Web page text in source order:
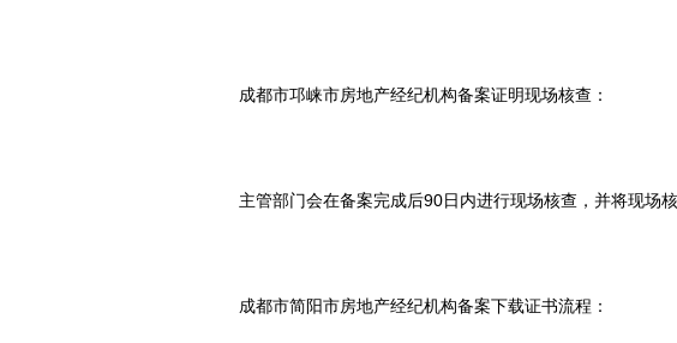
成都市邛崃市房地产经纪机构备案证明现场核查：
主管部门会在备案完成后90日内进行现场核查，并将现场
成都市简阳市房地产经纪机构备案下载证书流程：